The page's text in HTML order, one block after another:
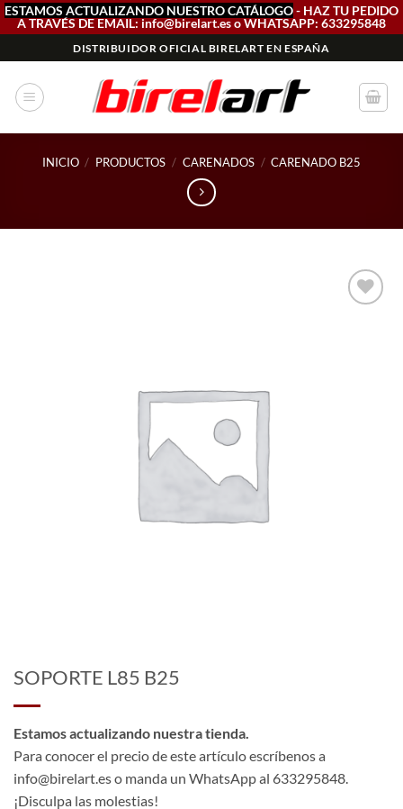
ESTAMOS ACTUALIZANDO NUESTRO CATÁLOGO- HAZ TU PEDIDO
A TRAVÉS DE EMAIL: info@birelart.es o WHATSAPP: 633295848
al
contenido
DISTRIBUIDOR OFICIAL BIRELART EN ESPAÑA
INICIO / PRODUCTOS / CARENADOS / CARENADO B25
SOPORTE L85 B25
Estamos actualizando nuestra tienda.
Para conocer el precio de este artículo escríbenos a
info@birelart.es o manda un WhatsApp al 633295848.
¡Disculpa las molestias!